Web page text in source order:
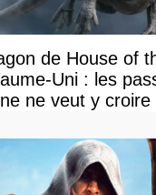
de House of
Uni : les
ne veut y croire